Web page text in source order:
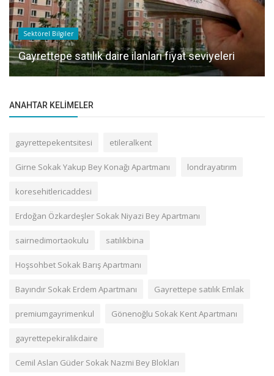
Sektörel Bilgiler
Gayrettepe satılık daire ilanları fiyat seviyeleri
ANAHTAR KELIMELER
gayrettepekentsitesi etileralkent
Girne Sokak Yakup Bey Konağı Apartmanı londrayatırım
koresehitlericaddesi
Erdoğan Özkardeşler Sokak Niyazi Bey Apartmanı
sairnedimortaokulu satılıkbina
Hoşsohbet Sokak Barış Apartmanı
Bayındır Sokak Erdem Apartmanı Gayrettepe satılık Emlak
premiumgayrimenkul Gönenoğlu Sokak Kent Apartmanı
gayrettepekiralikdaire
Cemil Aslan Güder Sokak Nazmi Bey Blokları